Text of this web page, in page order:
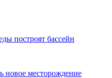
построят бассейн
новое месторождение